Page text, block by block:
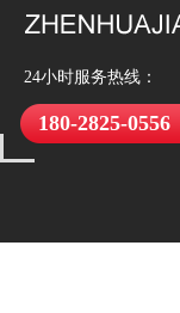
24小时服务热线：
180-2825-0556